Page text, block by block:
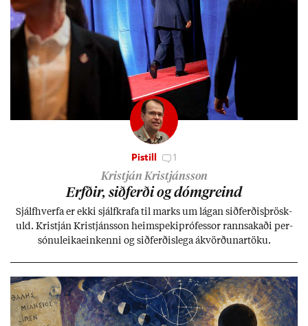
Pistill 1
Kristján Kristjánsson
Erfð­ir, sið­ferði og dómgreind
Sjálf­hverfa er ekki sjálf­krafa til marks um lág­an sið­ferð­is­þrösk­
uld. Kristján Kristjáns­son heim­speki­pró­fess­or rann­sak­aði per­
sónu­leika­ein­kenni og sið­ferð­is­lega ákvörð­un­ar­töku.